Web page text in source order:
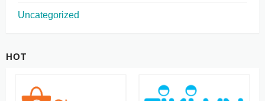
Uncategorized
HOT